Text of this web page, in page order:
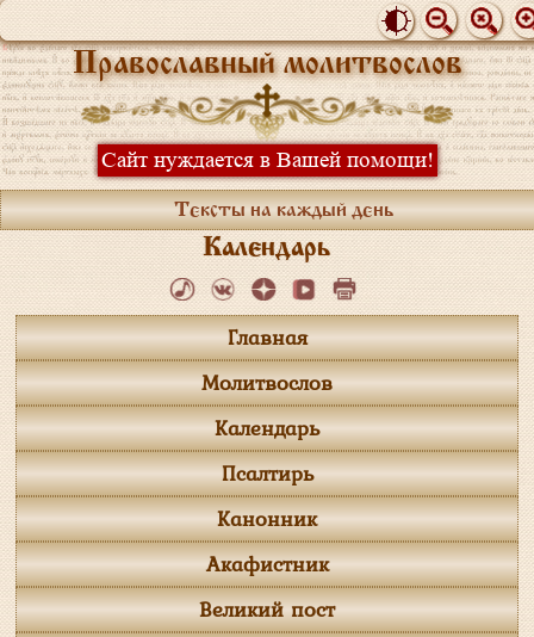
Православный молитвослов
Сайт нуждается в Вашей помощи!
Тексты на каждый день
Календарь
Главная
Молитвослов
Календарь
Псалтирь
Канонник
Акафистник
Великий пост